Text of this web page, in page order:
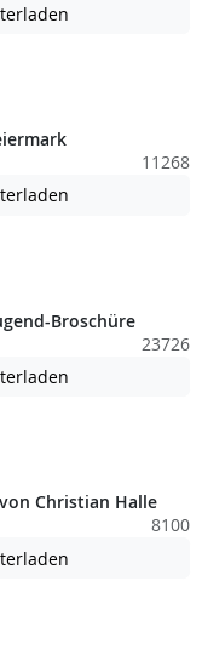
11268
Broschüre
23726
Christian Halle
8100